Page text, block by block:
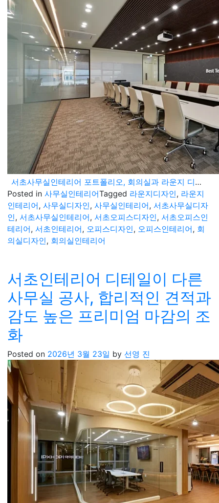
서초사무실인테리어 포트폴리오, 회의실과 라운지 디자인 차별화 전략
Posted in 사무실인테리어Tagged 라운지디자인, 라운지
인테리어, 사무실디자인, 사무실인테리어, 서초사무실디자
인, 서초사무실인테리어, 서초오피스디자인, 서초오피스인
테리어, 서초인테리어, 오피스디자인, 오피스인테리어, 회
의실디자인, 회의실인테리어
서초인테리어 디테일이 다른
사무실 공사, 합리적인 견적과
감도 높은 프리미엄 마감의 조
화
Posted on 2026년 3월 23일 by 선영 진